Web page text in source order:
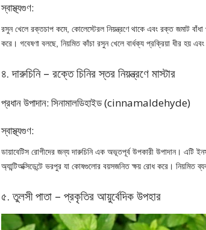
স্বাস্থ্যগুণ:
রসুন খেলে রক্তচাপ কমে, কোলেস্টেরল নিয়ন্ত্রণে থাকে এবং রক্ত জমাট
করে। গবেষণা বলছে, নিয়মিত কাঁচা রসুন খেলে বার্ধক্য প্রক্রিয়া ধীর হয়
৪. দারুচিনি – রক্তে চিনির স্তর নিয়ন্ত্রণে মাস্টার
প্রধান উপাদান: সিনামালডিহাইড (cinnamaldehyde)
স্বাস্থ্যগুণ:
ডায়াবেটিস রোগীদের জন্য দারুচিনি এক অভূতপূর্ব উপকারী উপাদান। এটি
অ্যান্টিঅক্সিডেন্টে ভরপুর যা কোষগুলোর বয়সজনিত ক্ষয় রোধ করে। নিয়মিত
৫. তুলসী পাতা – প্রকৃতির আয়ুর্বেদিক উপহার